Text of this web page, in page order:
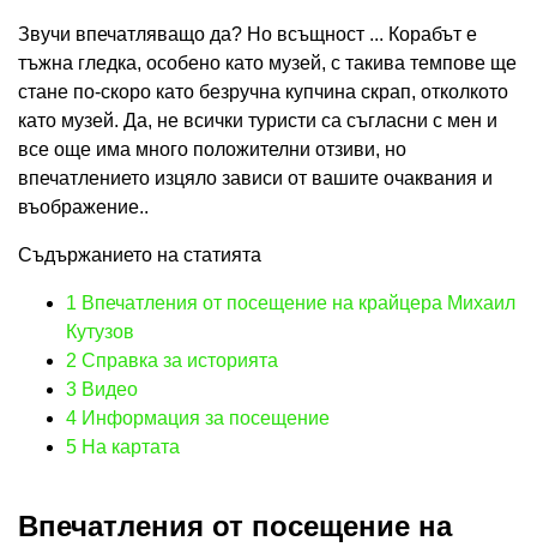
Звучи впечатляващо да? Но всъщност ... Корабът е
тъжна гледка, особено като музей, с такива темпове ще
стане по-скоро като безручна купчина скрап, отколкото
като музей. Да, не всички туристи са съгласни с мен и
все още има много положителни отзиви, но
впечатлението изцяло зависи от вашите очаквания и
въображение..
Съдържанието на статията
1 Впечатления от посещение на крайцера Михаил
Кутузов
2 Справка за историята
3 Видео
4 Информация за посещение
5 На картата
Впечатления от посещение на